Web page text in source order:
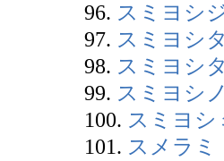
96. スミヨシ
97. スミヨシ
98. スミヨシ
99. スミヨシ
100. スミヨ
101. スメラミ